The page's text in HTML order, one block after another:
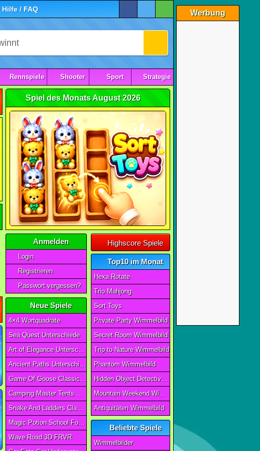
Werbung
Hilfe / FAQ
Rennspiele Shooter Sport Strategie
Spiel des Monats August 2026
Anmelden
Login
Registrieren
Passwort vergessen?
Neue Spiele
4×4 Wortquadrate
Sea Quest Unterschiede
Art of Elegance Unterschiede
Ancient Paths Unterschiede
Game Of Goose Classic Edition
Camping Master Tents & Trees
Snake And Ladders Classic
Magic Potion School For Witch
Wave Road 3D FRVR
Highscore Spiele
Top10 im Monat
Hexa Rotate
Trio Mahjong
Sort Toys
Private Party Wimmelbild
Secret Room Wimmelbild
Trip to Nature Wimmelbild
Phantom Wimmelbild
Hidden Object Detective Story
Mountain Weekend Wimmelbild
Antiquitäten Wimmelbild
Beliebte Spiele
Wimmelbilder